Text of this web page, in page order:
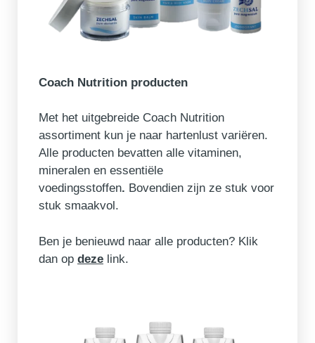
Coach Nutrition producten
Met het uitgebreide Coach Nutrition
assortiment kun je naar hartenlust variëren.
Alle producten bevatten alle vitaminen,
mineralen en essentiële
voedingsstoffen. Bovendien zijn ze stuk voor
stuk smaakvol.
Ben je benieuwd naar alle producten? Klik
dan op deze link.